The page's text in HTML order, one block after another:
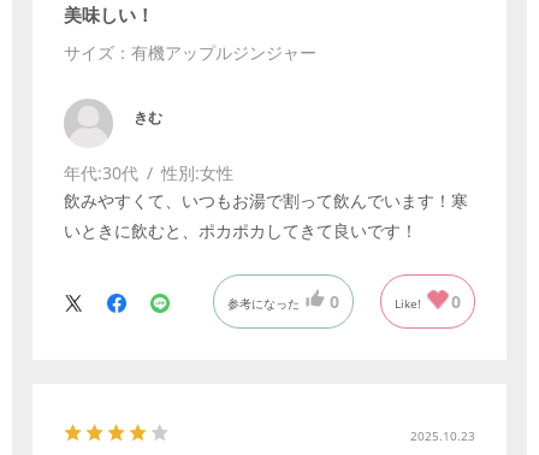
美味しい！
サイズ：有機アップルジンジャー
きむ
年代:30代 性別:女性
飲みやすくて、いつもお湯で割って飲んでいます！寒
いときに飲むと、ポカポカしてきて良いです！
参考になった 0 Like! 0
2025.10.23